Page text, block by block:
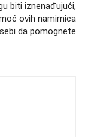
biti iznenađujući,
ovih namirnica
da pomognete